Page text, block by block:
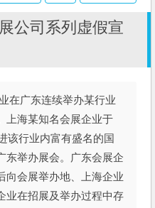
公司系列虚假宣
在广东连续举办某行业
上海某知名会展企业于
该行业内富有盛名的国
东举办展会。广东会展企
向会展举办地、上海企业
业在招展及举办过程中存